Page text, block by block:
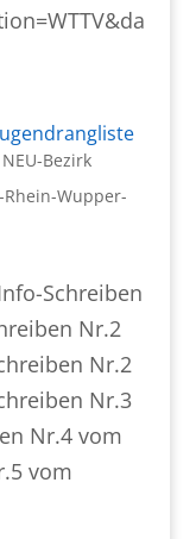
NEU-Bezirk
Rhein-Wupper-
Schreiben
Nr.2
Nr.2
Nr.3
Nr.4 vom
vom